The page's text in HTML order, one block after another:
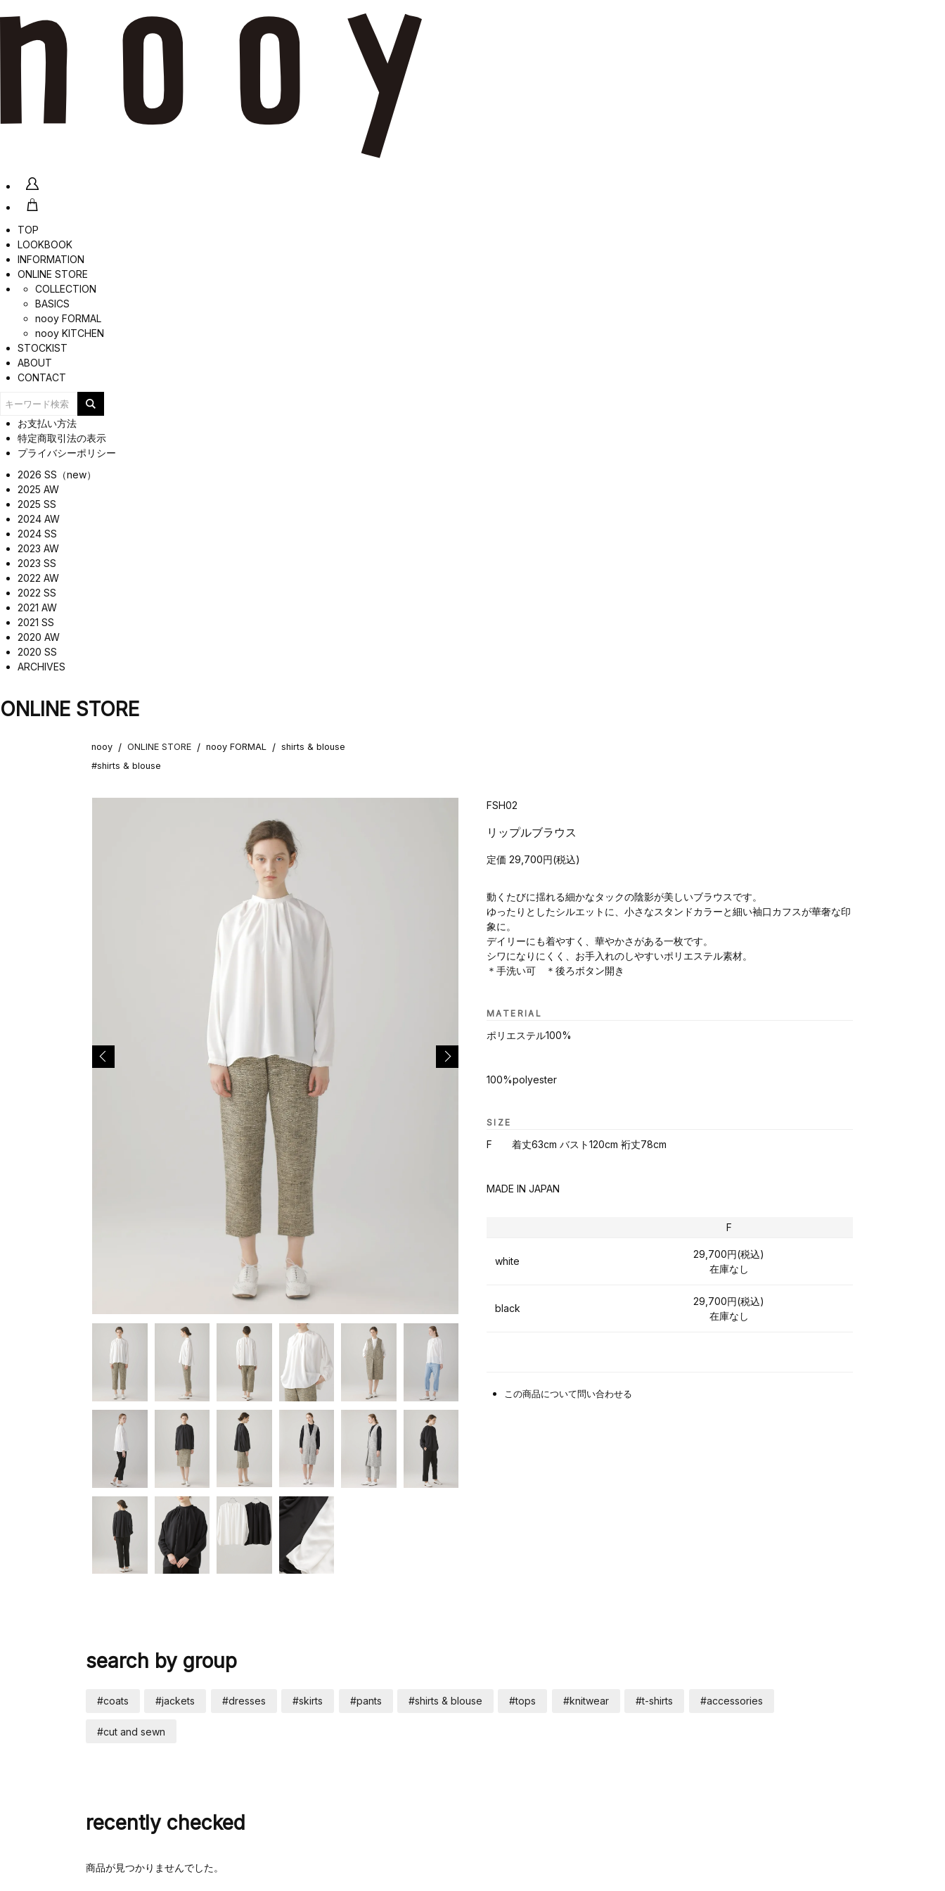
TOP
LOOKBOOK
INFORMATION
ONLINE STORE
COLLECTION
BASICS
nooy FORMAL
nooy KITCHEN
STOCKIST
ABOUT
CONTACT
お支払い方法
特定商取引法の表示
プライバシーポリシー
2026 SS（new）
2025 AW
2025 SS
2024 AW
2024 SS
2023 AW
2023 SS
2022 AW
2022 SS
2021 AW
2021 SS
2020 AW
2020 SS
ARCHIVES
ONLINE STORE
nooy / ONLINE STORE / nooy FORMAL / shirts & blouse
#shirts & blouse
FSH02
リップルブラウス
定価 29,700円(税込)
動くたびに揺れる細かなタックの陰影が美しいブラウスです。
ゆったりとしたシルエットに、小さなスタンドカラーと細い袖口カフスが華奢な印
象に。
デイリーにも着やすく、華やかさがある一枚です。
シワになりにくく、お手入れのしやすいポリエステル素材。
＊手洗い可 ＊後ろボタン開き
MATERIAL
ポリエステル100%
100%polyester
SIZE
F 着丈63cm バスト120cm 裄丈78cm
MADE IN JAPAN
F
white
29,700円(税込)
在庫なし
black
29,700円(税込)
在庫なし
この商品について問い合わせる
search by group
#coats #jackets #dresses #skirts #pants #shirts & blouse #tops #knitwear #t-shirts #accessories
#cut and sewn
recently checked
商品が見つかりませんでした。